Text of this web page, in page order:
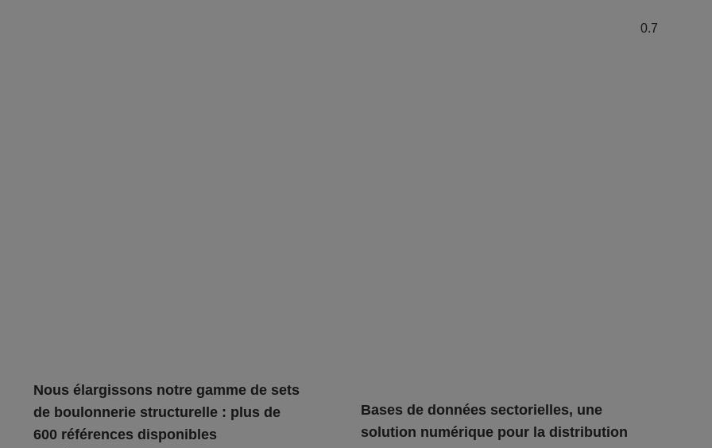
Nous élargissons notre gamme de sets
de boulonnerie structurelle : plus de
600 références disponibles
Bases de données sectorielles, une
solution numérique pour la distribution